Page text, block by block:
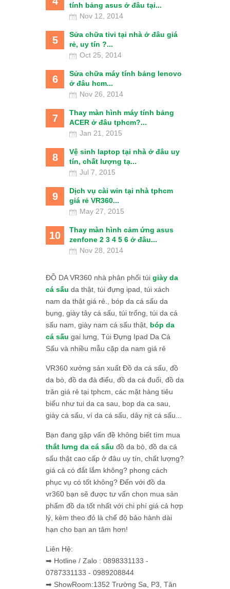
tính bảng asus ở đâu tại...
Nov 12, 2014
5
Sửa chữa tivi tại nhà ở đâu giá
rẻ, uy tín ?...
Oct 25, 2014
6
Sửa chữa máy tính bảng lenovo
ở đâu hcm...
Nov 26, 2014
7
Thay màn hình máy tính bảng
ACER ở đâu tphcm?...
Jan 21, 2015
8
Vệ sinh laptop tại nhà ở đâu uy
tín, chất lượng tạ...
Jul 7, 2015
9
Dịch vụ cài win tại nhà tphcm
giá rẻ VR360...
May 27, 2015
10
Thay màn hình cảm ứng asus
zenfone 2 3 4 5 6 ở đâu...
Nov 28, 2014
ĐỒ DA VR360 nhà phân phối túi giày da
cá sấu da thật, túi đựng ipad, túi xách
nam da thật giá rẻ., bóp da cá sấu da
bụng, giày tây cá sấu, túi trống, túi da cá
sấu nam, giày nam cá sấu thật, bóp da
cá sấu gai lưng, Túi Đựng Ipad Da Cá
Sấu và nhiều mẫu cặp da nam giá rẻ
VR360 xưởng sản xuất Đồ da cá sấu, đồ
da bò, đồ da đà điểu, đồ da cá đuối, đồ da
trăn giá rẻ tại tphcm, các mặt hàng tiêu
biểu như tui da ca sau, bop da ca sau,
giày cá sấu, ví da cá sấu, dây nịt cá sấu...
Bạn đang gặp vấn đề không biết tìm mua
thắt lưng da cá sấu đồ da bò, đồ da cá
sấu thật cao cấp ở đâu uy tín, chất lượng?
giá cả có đắt lắm không? phong cách
phục vụ có tốt không? Đến với đồ da
vr360 bạn sẽ được tư vấn chọn mua sản
phẩm đồ da tốt nhất với chi phí giá cả hợp
lý, kèm theo đó là chế độ bảo hành dài
hạn cho bạn an tâm hơn!
Liên Hệ:
➡ Hotline / Zalo : 0898331133 -
0787331133 - 0989208844
➡ ShowRoom:1352 Trường Sa, P3, Tân